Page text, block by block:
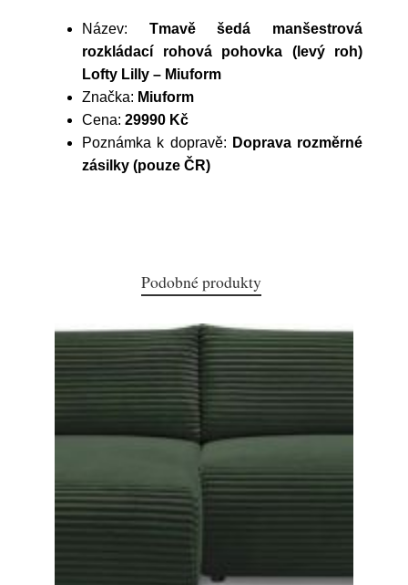
Název: Tmavě šedá manšestrová
rozkládací rohová pohovka (levý roh)
Lofty Lilly – Miuform
Značka: Miuform
Cena: 29990 Kč
Poznámka k dopravě: Doprava rozměrné
zásilky (pouze ČR)
Podobné produkty